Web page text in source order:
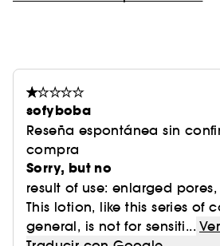
sofyboba
Reseña espontánea sin
compra
Sorry, but no
result of use: enlarged
This lotion, like this series of
general, is not for sensiti...